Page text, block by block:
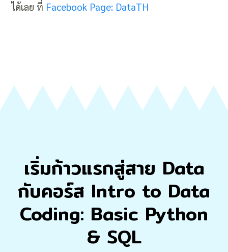
ได้เลย ที่ Facebook Page: DataTH
เริ่มก้าวแรกสู่สาย Data
กับคอร์ส Intro to Data
Coding: Basic Python
& SQL